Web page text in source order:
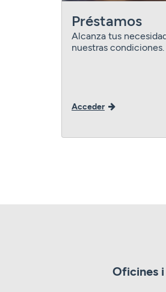
Préstamos
Alcanza tus
nuestras condiciones.
Acceder
Oficines